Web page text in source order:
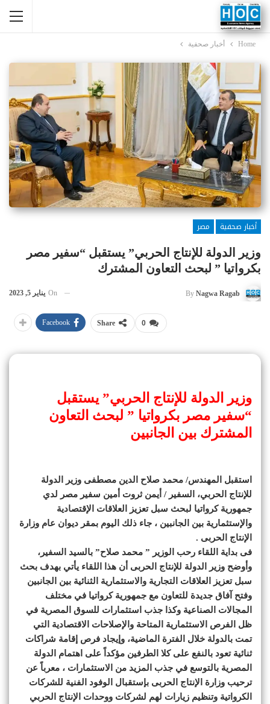
Home أخبار صحفية
أخبار صحفية
مصر
وزير الدولة للإنتاج الحربي” يستقبل “سفير مصر
بكرواتيا ” لبحث التعاون المشترك
By Nagwa Ragab
On يناير 5, 2023
0
Share
Facebook
وز ير الدولة للإنتاج الحربي” يستقبل
“سفير مصر بكرواتيا ” لبحث التعاون
المشترك بين الجانبين
استقبل المهندس/ محمد صلاح الدين مصطفى وزير الدولة
للإنتاج الحربي، السفير / أيمن ثروت أمين سفير مصر لدي
جمهورية كرواتيا لبحث سبل تعزيز العلاقات الإقتصادية
والإستثمارية بين الجانبين ، جاء ذلك اليوم بمقر ديوان عام وزارة
الإنتاج الحربى .
فى بداية اللقاء رحب الوزير ” محمد صلاح” بالسيد السفير،
وأوضح وزير الدولة للإنتاج الحربى أن هذا اللقاء يأتي بهدف بحث
سبل تعزيز العلاقات التجارية والاستثمارية الثنائية بين الجانبين
وفتح آفاق جديدة للتعاون مع جمهورية كرواتيا في مختلف
المجالات الصناعية وكذا جذب استثمارات للسوق المصرية في
ظل الفرص الاستثمارية المتاحة والإصلاحات الاقتصادية التي
تمت بالدولة خلال الفترة الماضية، وإيجاد فرص إقامة شراكات
ثنائية تعود بالنفع على كلا الطرفين مؤكداً على اهتمام الدولة
المصرية بالتوسع في جذب المزيد من الاستثمارات ، معرباً عن
ترحيب وزارة الإنتاج الحربى بإستقبال الوفود الفنية للشركات
الكرواتية وتنظيم زيارات لهم لشركات ووحدات الإنتاج الحربي